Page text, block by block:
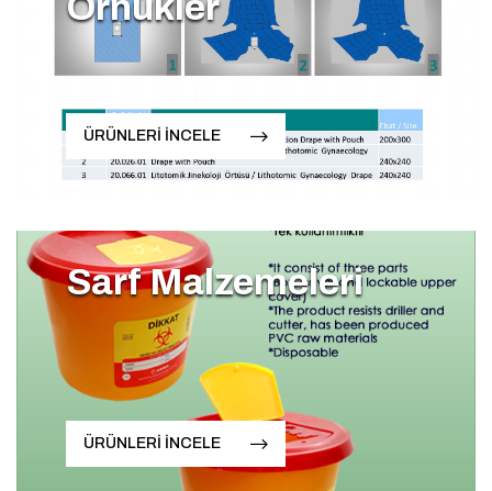
ÜRÜNLERİ İNCELE
Sarf Malzemeleri
ÜRÜNLERİ İNCELE